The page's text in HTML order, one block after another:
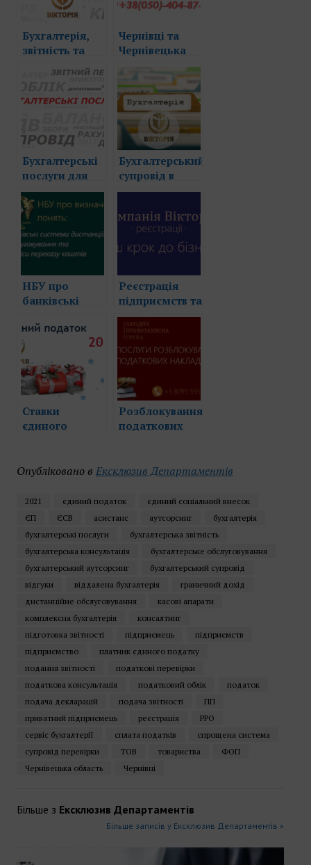
Бухгалтерія,
звітність та
податків ФОП
в Чернівцях
Чернівці та
Чернівецька
Бухгалтерські
послуги
Бухгалтерські
послуги для
підприємств та
підприємців
Бухгалтерський
супровід в
Чернівцях
НБУ про
банківські
дистанційного
обслуговування
та сервіси
переказу
коштів
Реєстрація
підприємств та
підприємців
Ставки
єдиного
іншого. Що
підприємців у
2021 році
Розблокування
податкових
адвоката
Опубліковано в Ексклюзив Департаментів
2021 єдиний податок
єдиний соціальний внесок
ЄП
ЄСВ асистанс аутсорсинг
бухгалтерія
бухгалтерські послуги
бухгалтерська звітність
бухгалтерська консультація
бухгалтерське обслуговування
бухгалтерський аутсорсинг
бухгалтерський супровід
відгуки
віддалена бухгалтерія
граничний дохід
дистанційне обслуговування
касові апарати
комплексна бухгалтерія
консалтинг
підготовка звітності
підприємець
підприємств
підприємство
платник єдиного податку
подання звітності
податкові перевірки
податкова консультація
податковий облік
податок
подача декларацій
подача звітності
ПП
приватний підприємець
реєстрація
РРО
сервіс бухгалтерії
сплата податків
спрощена система
супровід перевірки
ТОВ товариства
ФОП
Чернівецька область
Чернівці
Більше з Ексклюзив Департаментів
Більше записів у Ексклюзив Департаментів »